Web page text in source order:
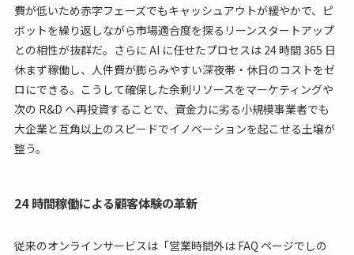
費が低いため赤字フェーズでもキャッシュアウトが緩やかで、ピ
ボットを繰り返しながら市場適合度を探るリーンスタートアップ
との相性が抜群だ。さらに AI に任せたプロセスは 24 時間 365 日
休まず稼働し、人件費が膨らみやすい深夜帯・休日のコストをゼ
ロにできる。こうして確保した余剰リソースをマーケティングや
次の R&D へ再投資することで、資金力に劣る小規模事業者でも
大企業と互角以上のスピードでイノベーションを起こせる土壌が
整う。
24 時間稼働による顧客体験の革新
従来のオンラインサービスは「営業時間外は FAQ ページでしの